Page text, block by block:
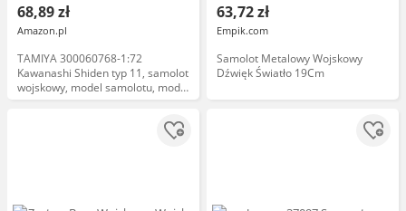
68,89 zł
Amazon.pl
TAMIYA 300060768-1:72
Kawanashi Shiden typ 11, samolot
wojskowy, model samolotu, model
samolotu, model stojący, wierna
montażu, majsterkowanie, zestaw
63,72 zł
Empik.com
Samolot Metalowy Wojskowy
Dźwięk Światło 19Cm